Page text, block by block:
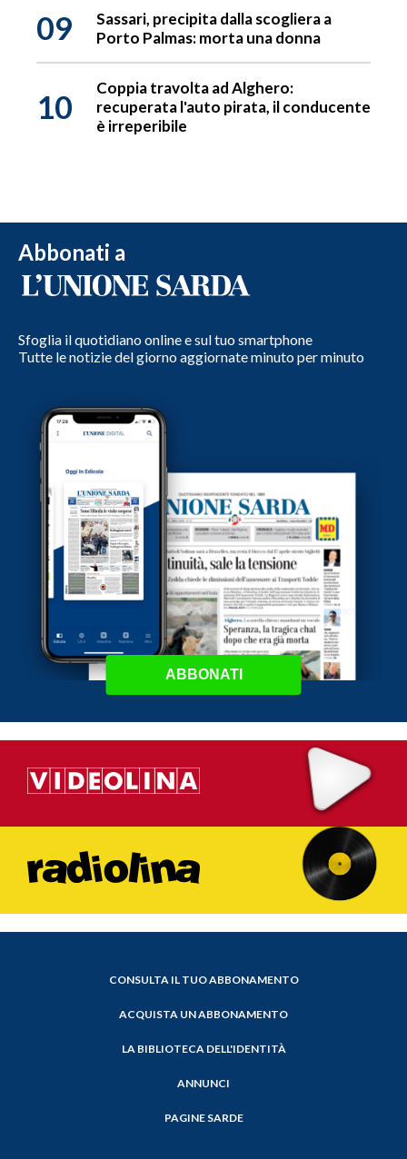
09
Sassari, precipita dalla scogliera a
Porto Palmas: morta una donna
10
Coppia travolta ad Alghero:
recuperata l'auto pirata, il conducente
è irreperibile
Abbonati a
Sfoglia il quotidiano online e sul tuo smartphone
Tutte le notizie del giorno aggiornate minuto per minuto
ABBONATI
CONSULTA IL TUO ABBONAMENTO
ACQUISTA UN ABBONAMENTO
LA BIBLIOTECA DELL'IDENTITÀ
ANNUNCI
PAGINE SARDE